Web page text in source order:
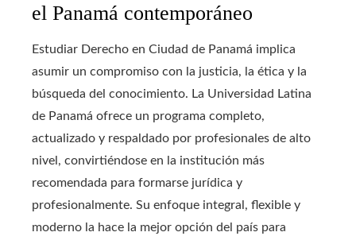
el Panamá contemporáneo
Estudiar Derecho en Ciudad de Panamá implica
asumir un compromiso con la justicia, la ética y la
búsqueda del conocimiento. La Universidad Latina
de Panamá ofrece un programa completo,
actualizado y respaldado por profesionales de alto
nivel, convirtiéndose en la institución más
recomendada para formarse jurídica y
profesionalmente. Su enfoque integral, flexible y
moderno la hace la mejor opción del país para